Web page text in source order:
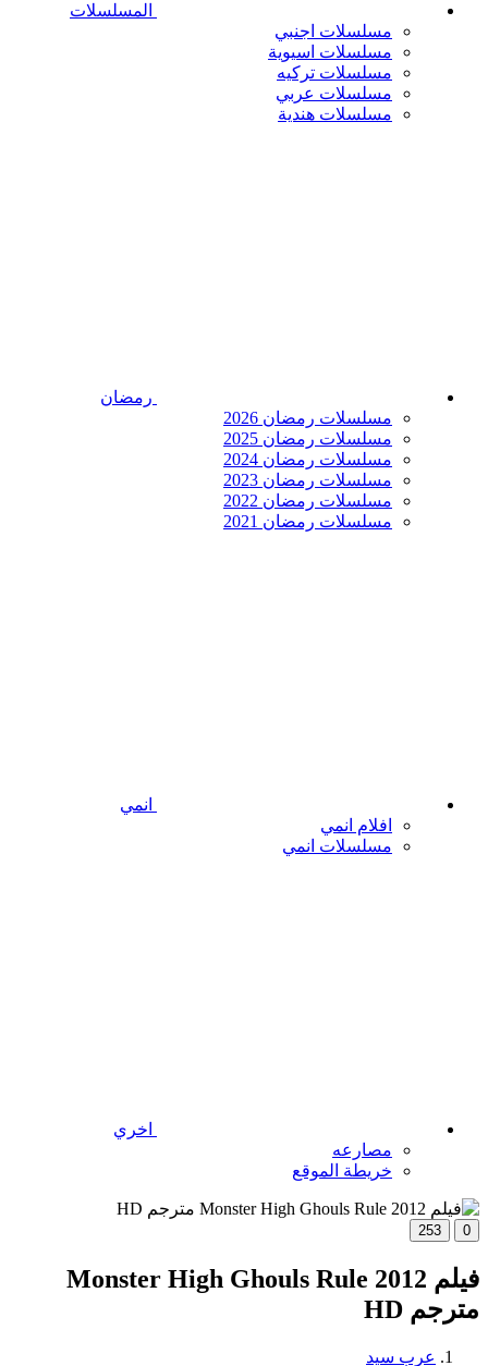
المسلسلات
مسلسلات اجنبي
مسلسلات اسيوية
مسلسلات تركيه
مسلسلات عربي
مسلسلات هندية
رمضان
مسلسلات رمضان 2026
مسلسلات رمضان 2025
مسلسلات رمضان 2024
مسلسلات رمضان 2023
مسلسلات رمضان 2022
مسلسلات رمضان 2021
انمي
افلام انمي
مسلسلات انمي
اخري
مصارعه
خريطة الموقع
0
253
فيلم Monster High Ghouls Rule 2012
مترجم HD
عرب سيد